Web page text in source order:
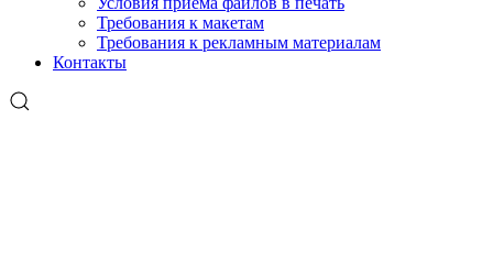
Требования к макетам
Требования к рекламным материалам
Контакты